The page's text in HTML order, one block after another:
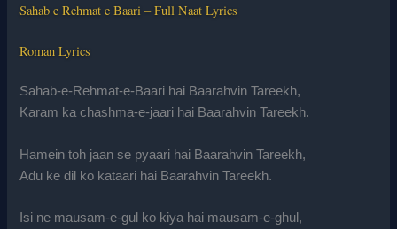
Sahab e Rehmat e Baari – Full Naat Lyrics
Roman Lyrics
Sahab-e-Rehmat-e-Baari hai Baarahvin Tareekh,
Karam ka chashma-e-jaari hai Baarahvin Tareekh.
Hamein toh jaan se pyaari hai Baarahvin Tareekh,
Adu ke dil ko kataari hai Baarahvin Tareekh.
Isi ne mausam-e-gul ko kiya hai mausam-e-ghul,